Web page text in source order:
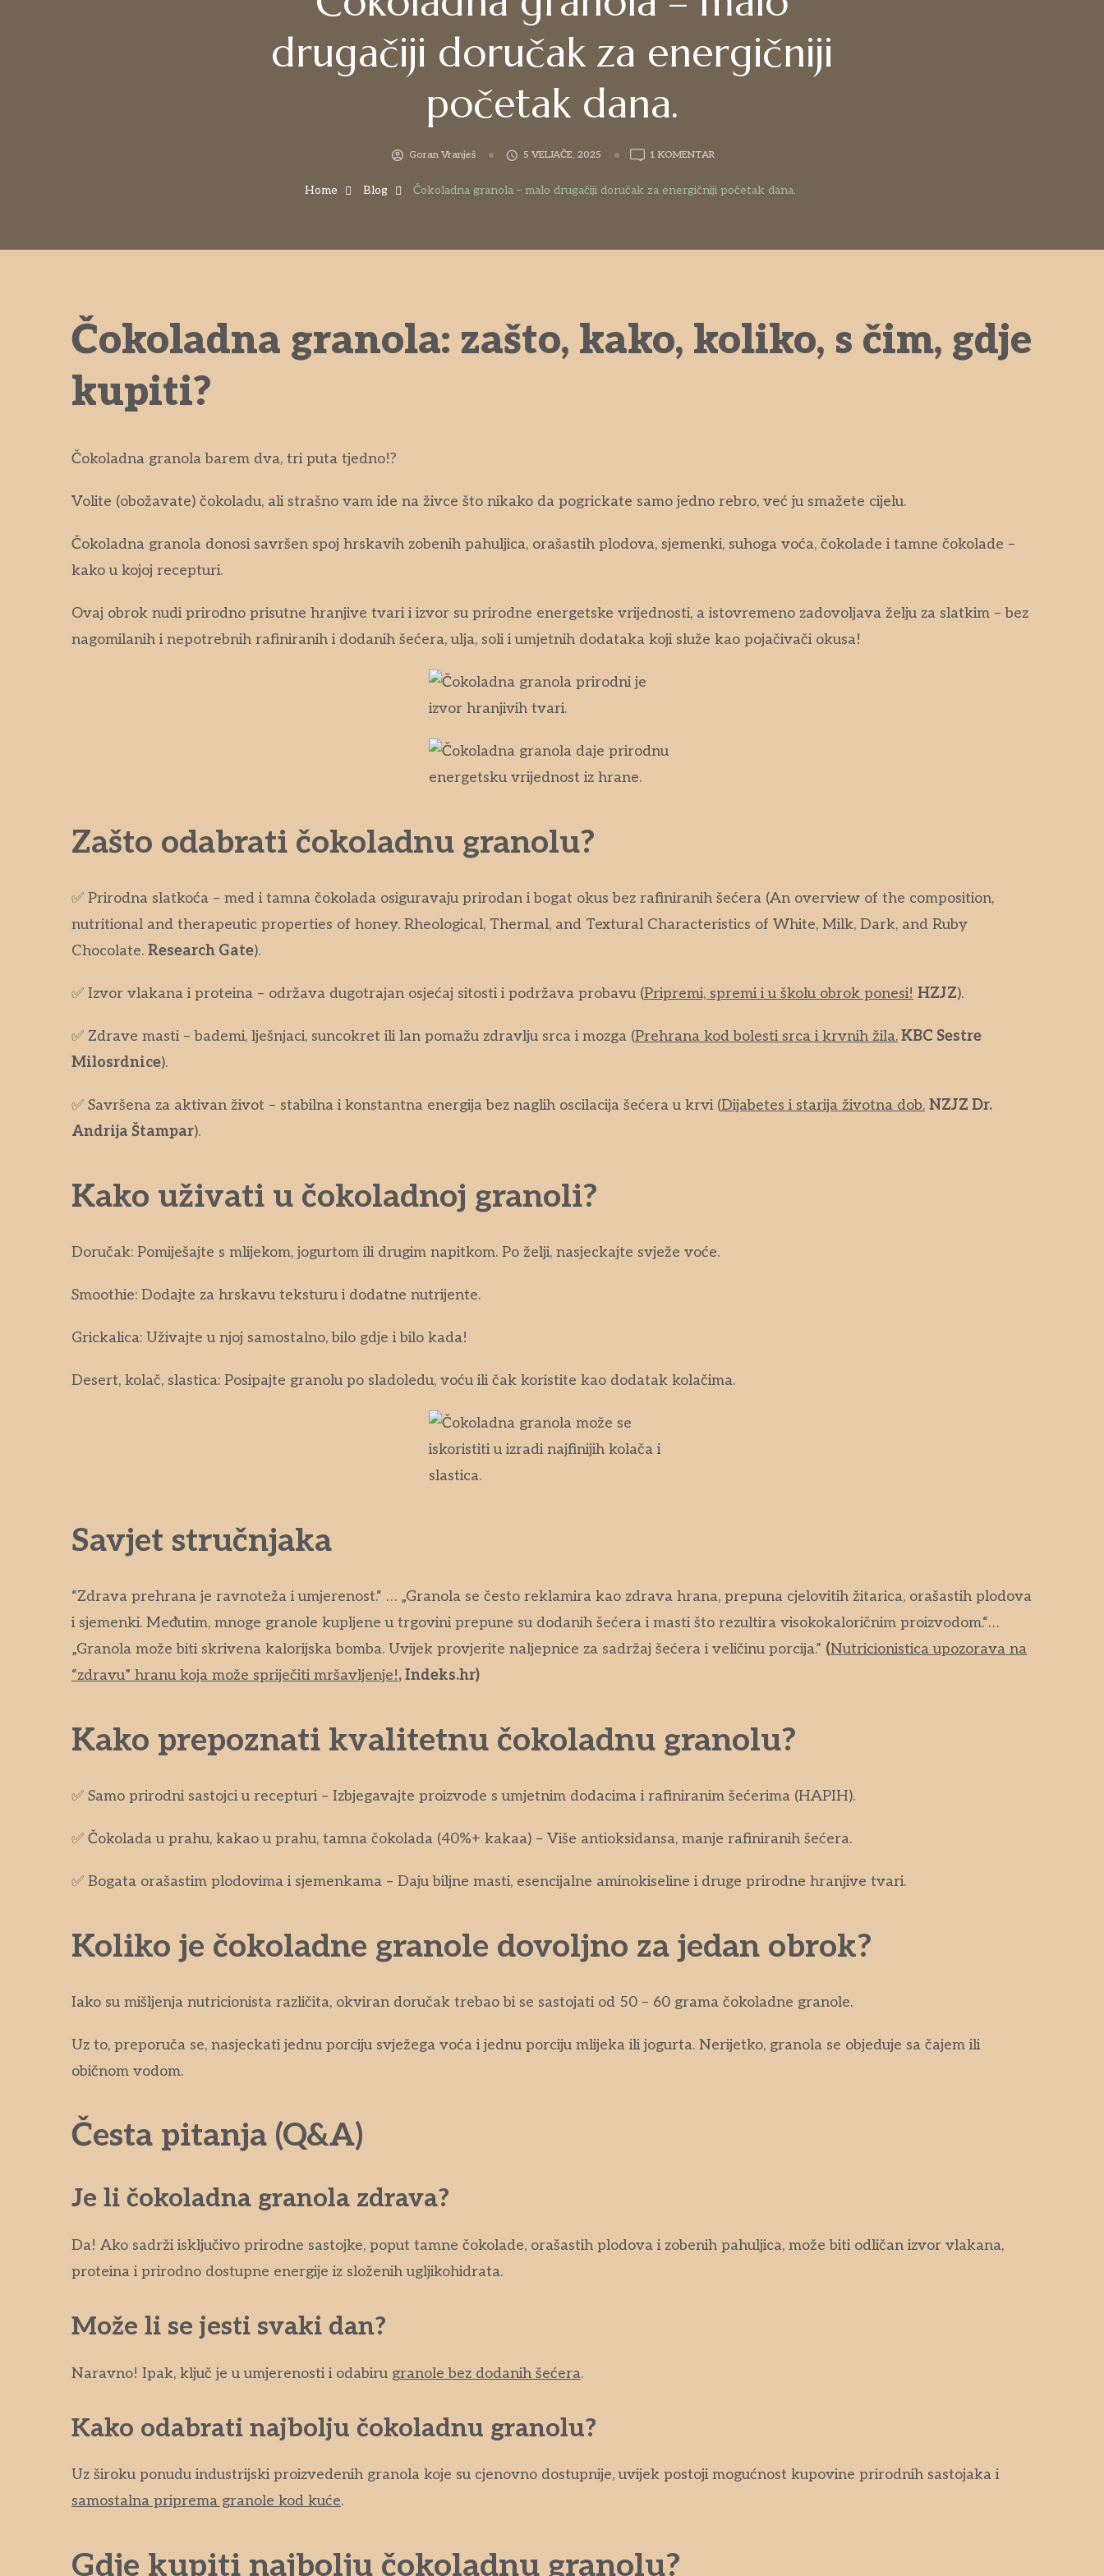
drugačiji doručak za energičniji
početak dana.
Goran Vranješ 5 VELJAČE, 2025 1 KOMENTAR
Home Blog Čokoladna granola – malo drugačiji doručak za energičniji početak dana.
Čokoladna granola: zašto, kako, koliko, s čim, gdje
kupiti?
Čokoladna granola barem dva, tri puta tjedno!?
Volite (obožavate) čokoladu, ali strašno vam ide na živce što nikako da pogrickate samo jedno rebro, već ju smažete cijelu.
Čokoladna granola donosi savršen spoj hrskavih zobenih pahuljica, orašastih plodova, sjemenki, suhoga voća, čokolade i tamne čokolade –
kako u kojoj recepturi.
Ovaj obrok nudi prirodno prisutne hranjive tvari i izvor su prirodne energetske vrijednosti, a istovremeno zadovoljava želju za slatkim – bez
nagomilanih i nepotrebnih rafiniranih i dodanih šećera, ulja, soli i umjetnih dodataka koji služe kao pojačivači okusa!
Zašto odabrati čokoladnu granolu?
✅ Prirodna slatkoća – med i tamna čokolada osiguravaju prirodan i bogat okus bez rafiniranih šećera (An overview of the composition,
nutritional and therapeutic properties of honey. Rheological, Thermal, and Textural Characteristics of White, Milk, Dark, and Ruby
Chocolate. Research Gate).
✅ Izvor vlakana i proteina – održava dugotrajan osjećaj sitosti i podržava probavu (Pripremi, spremi i u školu obrok ponesi! HZJZ).
✅ Zdrave masti – bademi, lješnjaci, suncokret ili lan pomažu zdravlju srca i mozga (Prehrana kod bolesti srca i krvnih žila.KBC Sestre
Milosrdnice).
✅ Savršena za aktivan život – stabilna i konstantna energija bez naglih oscilacija šećera u krvi (Dijabetes i starija životna dob. NZJZ Dr.
Andrija Štampar).
Kako uživati u čokoladnoj granoli?
Doručak: Pomiješajte s mlijekom, jogurtom ili drugim napitkom. Po želji, nasjeckajte svježe voće.
Smoothie: Dodajte za hrskavu teksturu i dodatne nutrijente.
Grickalica: Uživajte u njoj samostalno, bilo gdje i bilo kada!
Desert, kolač, slastica: Posipajte granolu po sladoledu, voću ili čak koristite kao dodatak kolačima.
Savjet stručnjaka
“Zdrava prehrana je ravnoteža i umjerenost.“ … „Granola se često reklamira kao zdrava hrana, prepuna cjelovitih žitarica, orašastih plodova
i sjemenki. Međutim, mnoge granole kupljene u trgovini prepune su dodanih šećera i masti što rezultira visokokaloričnim proizvodom.“…
„Granola može biti skrivena kalorijska bomba. Uvijek provjerite naljepnice za sadržaj šećera i veličinu porcija.” (Nutricionistica upozorava na
“zdravu” hranu koja može spriječiti mršavljenje!, Indeks.hr)
Kako prepoznati kvalitetnu čokoladnu granolu?
✅ Samo prirodni sastojci u recepturi – Izbjegavajte proizvode s umjetnim dodacima i rafiniranim šećerima (HAPIH).
✅ Čokolada u prahu, kakao u prahu, tamna čokolada (40%+ kakaa) – Više antioksidansa, manje rafiniranih šećera.
✅ Bogata orašastim plodovima i sjemenkama – Daju biljne masti, esencijalne aminokiseline i druge prirodne hranjive tvari.
Koliko je čokoladne granole dovoljno za jedan obrok?
Iako su mišljenja nutricionista različita, okviran doručak trebao bi se sastojati od 50 – 60 grama čokoladne granole.
Uz to, preporuča se, nasjeckati jednu porciju svježega voća i jednu porciju mlijeka ili jogurta. Nerijetko, granola se objeduje sa čajem ili
običnom vodom.
Česta pitanja (Q&A)
Je li čokoladna granola zdrava?
Da! Ako sadrži isključivo prirodne sastojke, poput tamne čokolade, orašastih plodova i zobenih pahuljica, može biti odličan izvor vlakana,
proteina i prirodno dostupne energije iz složenih ugljikohidrata.
Može li se jesti svaki dan?
Naravno! Ipak, ključ je u umjerenosti i odabiru granole bez dodanih šećera.
Kako odabrati najbolju čokoladnu granolu?
Uz široku ponudu industrijski proizvedenih granola koje su cjenovno dostupnije, uvijek postoji mogućnost kupovine prirodnih sastojaka i
samostalna priprema granole kod kuće.
Gdje kupiti najbolju čokoladnu granolu?